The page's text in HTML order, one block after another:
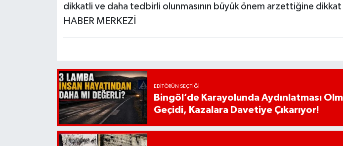
dikkatli ve daha tedbirli olunmasının büyük önem arzettiğine
HABER MERKEZİ
EDITÖRÜN SEÇTIĞI
Bingöl’de Karayolunda Aydınlatması
Geçidi, Kazalara Davetiye Çıkarıyor!